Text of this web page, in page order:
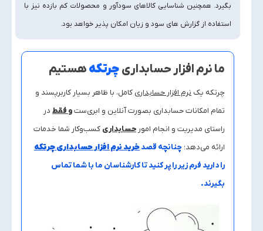
بگیرد. همچنین شناسایی کالاهای سودآور و محصولات کم‌ بازده نیز با
استفاده از گزارش‌ های سود و زیان امکان‌ پذیر خواهد بود.
ما نرم افزار حسابداریچرتکههستیم
چرتکه یک نرم افزار حسابداری کامل، با ظاهر بسیار کاربرپسند و
تمام امکانات حسابداری بصورت آنلاین و ابری‌ستو فقط در
راستای مدیریت و انجام امور حسابداری کسب‌وکار شما خدمات
ارائه می‌دهد؛ چنانچه قصدخرید نرم افزار حسابداری چرتکه
را دارید فرم زیر را پر کنید تا کارشناسان ما با شما تماس
بگیرند.